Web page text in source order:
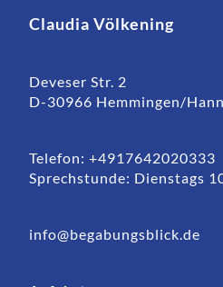
Claudia Völkening
Deveser Str. 2
D-30966 Hemmingen/
Telefon: +4917642020333
Sprechstunde: Dienstags
info@begabungsblick.de